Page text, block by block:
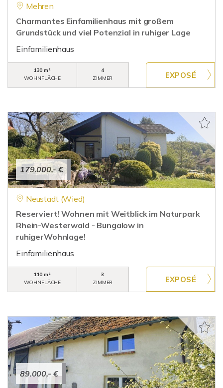
Mehren
Charmantes Einfamilienhaus mit großem
Grundstück und viel Potenzial in ruhiger Lage
Einfamilienhaus
130 m²
WOHNFLÄCHE
4
ZIMMER
179.000,- €
Neustadt (Wied)
Reserviert! Wohnen mit Weitblick im Naturpark
Rhein-Westerwald - Bungalow in
ruhigerWohnlage!
Einfamilienhaus
110 m²
WOHNFLÄCHE
3
ZIMMER
89.000,- €